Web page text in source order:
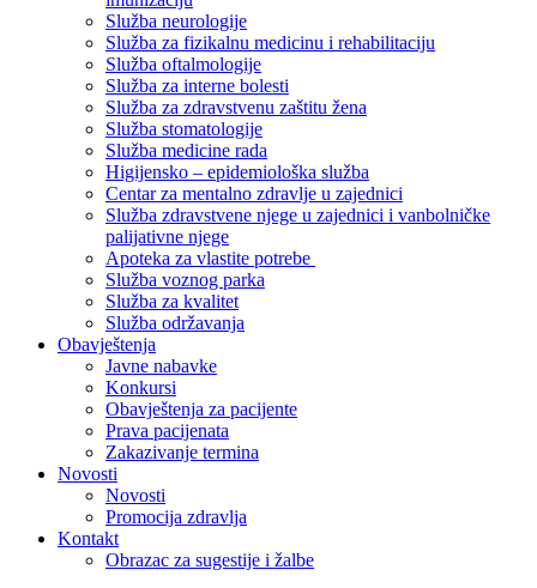
Služba neurologije
Služba za fizikalnu medicinu i rehabilitaciju
Služba oftalmologije
Služba za interne bolesti
Služba za zdravstvenu zaštitu žena
Služba stomatologije
Služba medicine rada
Higijensko – epidemiološka služba
Centar za mentalno zdravlje u zajednici
Služba zdravstvene njege u zajednici i vanbolničke
palijativne njege
Apoteka za vlastite potrebe
Služba voznog parka
Služba za kvalitet
Služba održavanja
Obavještenja
Javne nabavke
Konkursi
Obavještenja za pacijente
Prava pacijenata
Zakazivanje termina
Novosti
Novosti
Promocija zdravlja
Kontakt
Obrazac za sugestije i žalbe